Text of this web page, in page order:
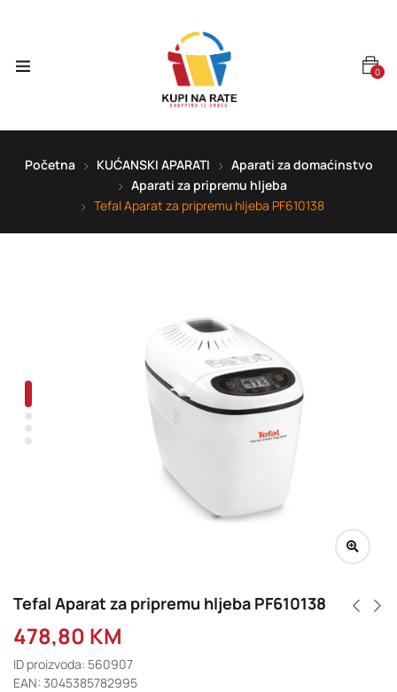
0
Početna KUĆANSKI APARATI
Aparati za domaćinstvo
Aparati za pripremu hljeba
Tefal Aparat za pripremu hljeba PF610138
Tefal Aparat za pripremu hljeba PF610138
478,80 KM
ID proizvoda: 560907
EAN: 3045385782995